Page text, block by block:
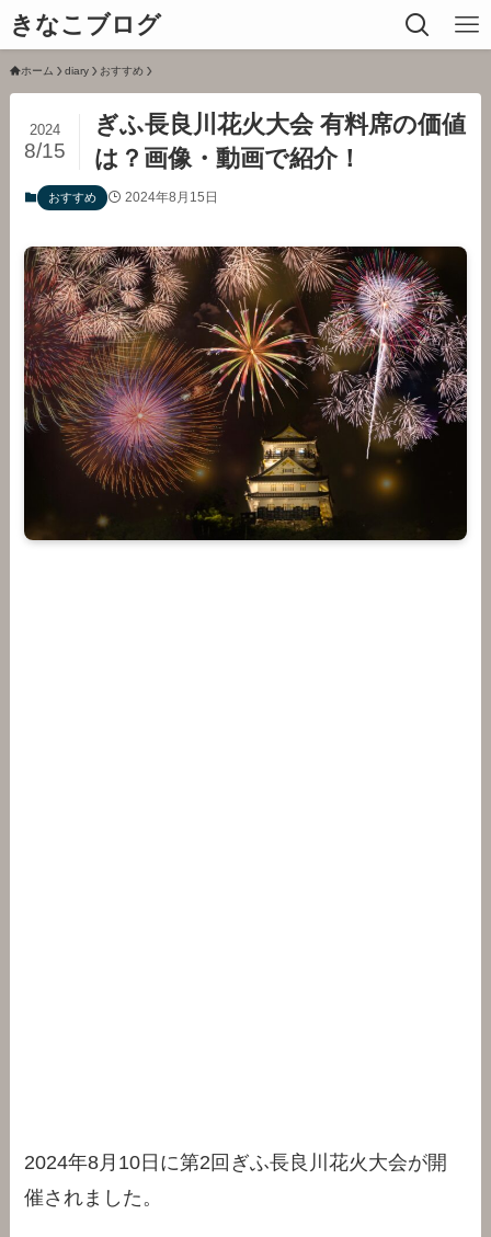
きなこブログ
ホーム diary おすすめ
ぎふ長良川花火大会 有料席の価値
は？画像・動画で紹介！
2024
8/15
おすすめ 2024年8月15日
2024年8月10日に第2回ぎふ長良川花火大会が開
催されました。